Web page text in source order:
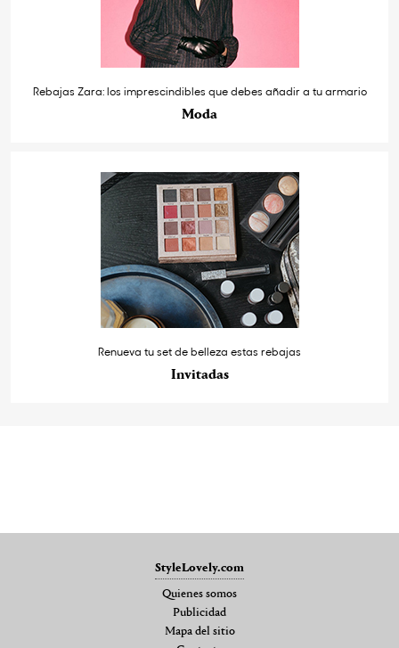
Rebajas Zara: los imprescindibles que debes añadir a tu armario
Moda
Renueva tu set de belleza estas rebajas
Invitadas
StyleLovely.com
Quienes somos
Publicidad
Mapa del sitio